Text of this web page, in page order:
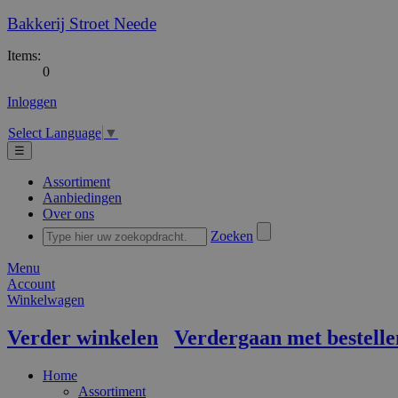
Bakkerij Stroet Neede
Items:
0
Inloggen
Select Language ▼
☰
Assortiment
Aanbiedingen
Over ons
Zoeken
Menu
Account
Winkelwagen
Verder winkelen Verdergaan met
Home
Assortiment